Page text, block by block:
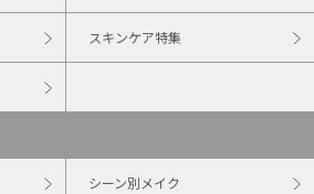
スキンケア特集
シーン別メイク